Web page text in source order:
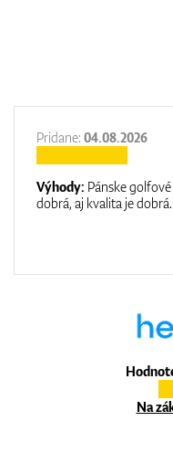
Na
Pridane: 04.08.2026
Výhody: Pánske
dobrá, aj kvalita je dobrá.